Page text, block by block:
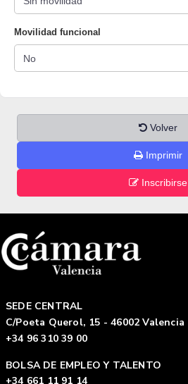
Movilidad funcional
Volver
Imprimir
Inscribirse
SEDE CENTRAL
C/Poeta Querol, 15 - 46002 Valencia
+34 96 310 39 00
BOLSA DE EMPLEO Y TALENTO
+34 661 11 91 14